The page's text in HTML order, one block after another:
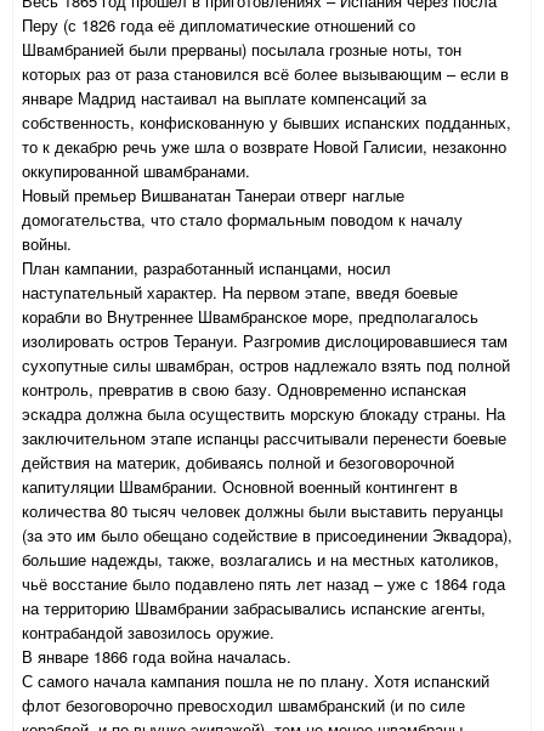
Перу (с 1826 года её дипломатические отношений со
Швамбранией были прерваны) посылала грозные ноты, тон
которых раз от раза становился всё более вызывающим – если в
январе Мадрид настаивал на выплате компенсаций за
собственность, конфискованную у бывших испанских подданных,
то к декабрю речь уже шла о возврате Новой Галисии, незаконно
оккупированной швамбранами.
Новый премьер Вишванатан Танераи отверг наглые
домогательства, что стало формальным поводом к началу
войны.
План кампании, разработанный испанцами, носил
наступательный характер. На первом этапе, введя боевые
корабли во Внутреннее Швамбранское море, предполагалось
изолировать остров Терануи. Разгромив дислоцировавшиеся там
сухопутные силы швамбран, остров надлежало взять под полной
контроль, превратив в свою базу. Одновременно испанская
эскадра должна была осуществить морскую блокаду страны. На
заключительном этапе испанцы рассчитывали перенести боевые
действия на материк, добиваясь полной и безоговорочной
капитуляции Швамбрании. Основной военный контингент в
количества 80 тысяч человек должны были выставить перуанцы
(за это им было обещано содействие в присоединении Эквадора),
большие надежды, также, возлагались и на местных католиков,
чьё восстание было подавлено пять лет назад – уже с 1864 года
на территорию Швамбрании забрасывались испанские агенты,
контрабандой завозилось оружие.
В январе 1866 года война началась.
С самого начала кампания пошла не по плану. Хотя испанский
флот безоговорочно превосходил швамбранский (и по силе